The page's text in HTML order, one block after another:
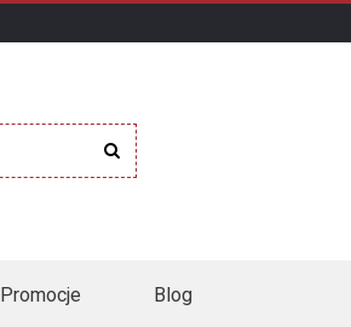
Promocje Blog